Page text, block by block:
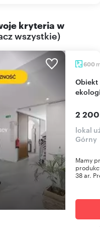
kryteria w
wszystkie)
600
Obiekt produkcyjno-mieszkalny 600 m2,
2
lokal
Górny
Mamy
38 ar.